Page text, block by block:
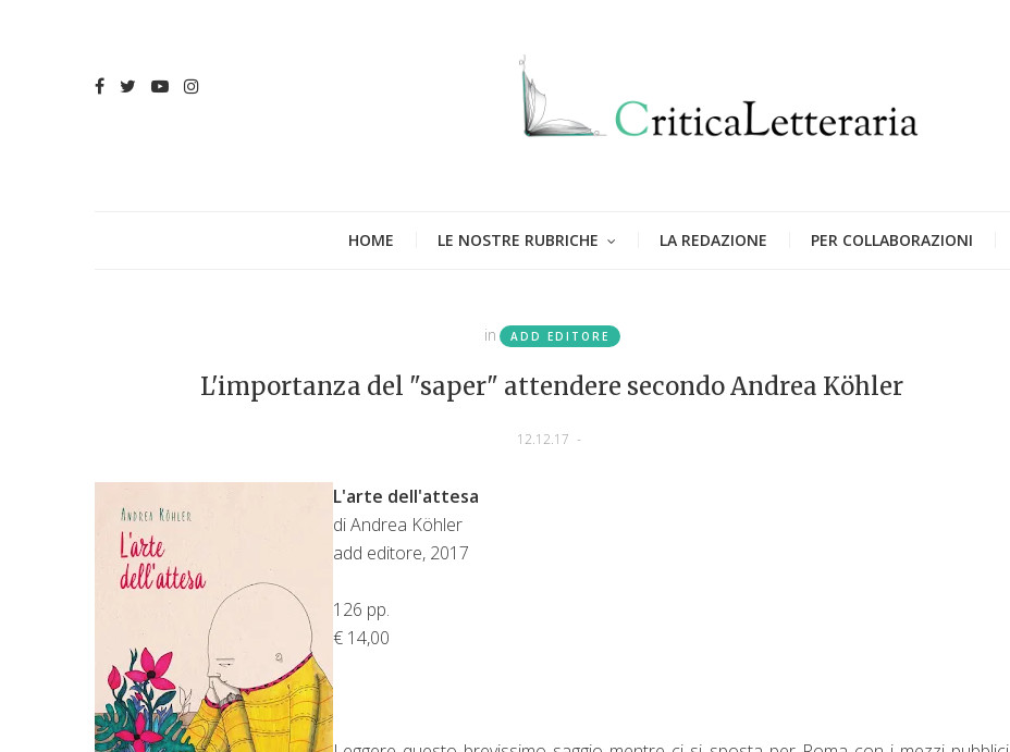
HOME LE NOSTRE RUBRICHE LA REDAZIONE PER COLLABORAZIONI
in ADD EDITORE
L'importanza del "saper" attendere secondo Andrea Köhler
12.12.17 -
L'arte dell'attesa
di Andrea Köhler
add editore, 2017
126 pp.
€ 14,00